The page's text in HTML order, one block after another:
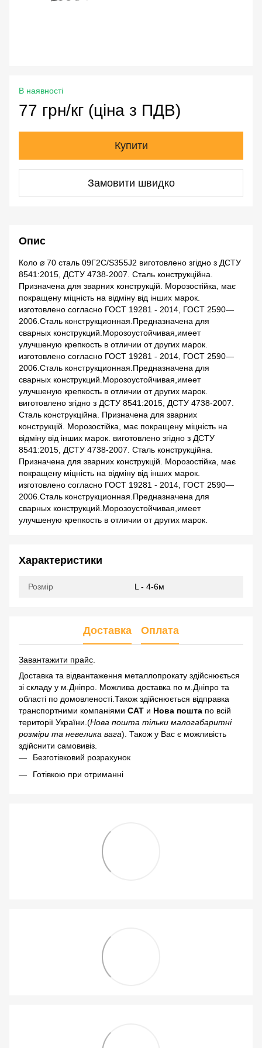
В наявності
77 грн/кг (ціна з ПДВ)
Купити
Замовити швидко
Опис
Коло ⌀ 70 сталь 09Г2С/S355J2 виготовлено згідно з ДСТУ
8541:2015, ДСТУ 4738-2007. Сталь конструкційна.
Призначена для зварних конструкцій. Морозостійка, має
покращену міцність на відміну від інших марок.
изготовлено согласно ГОСТ 19281 - 2014, ГОСТ 2590—
2006.Сталь конструкционная.Предназначена для
сварных конструкций.Морозоустойчивая,имеет
улучшеную крепкость в отличии от других марок.
изготовлено согласно ГОСТ 19281 - 2014, ГОСТ 2590—
2006.Сталь конструкционная.Предназначена для
сварных конструкций.Морозоустойчивая,имеет
улучшеную крепкость в отличии от других марок.
виготовлено згідно з ДСТУ 8541:2015, ДСТУ 4738-2007.
Сталь конструкційна. Призначена для зварних
конструкцій. Морозостійка, має покращену міцність на
відміну від інших марок. виготовлено згідно з ДСТУ
8541:2015, ДСТУ 4738-2007. Сталь конструкційна.
Призначена для зварних конструкцій. Морозостійка, має
покращену міцність на відміну від інших марок.
изготовлено согласно ГОСТ 19281 - 2014, ГОСТ 2590—
2006.Сталь конструкционная.Предназначена для
сварных конструкций.Морозоустойчивая,имеет
улучшеную крепкость в отличии от других марок.
Характеристики
Розмір L - 4-6м
Доставка Оплата
Завантажити прайс
Доставка та відвантаження металлопрокату здійснюється
зі складу у м.Дніпро. Можлива доставка по м.Дніпро та
області по домовленості.Також здійснюється відправка
транспортними компаніями САТ и Нова пошта по всій
території України.(Нова пошта тільки малогабаритні
розміри та невелика вага). Також у Вас є можливість
здійснити самовивіз.
Безготівковий розрахунок
Готівкою при отриманні